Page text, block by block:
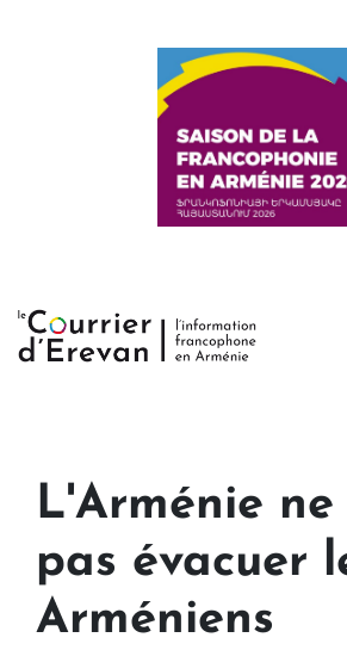
L'Arménie
pas évacuer
Arméniens